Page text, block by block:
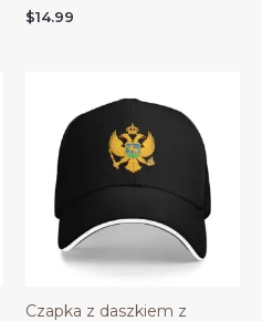
$14.99
Czapka z daszkiem z